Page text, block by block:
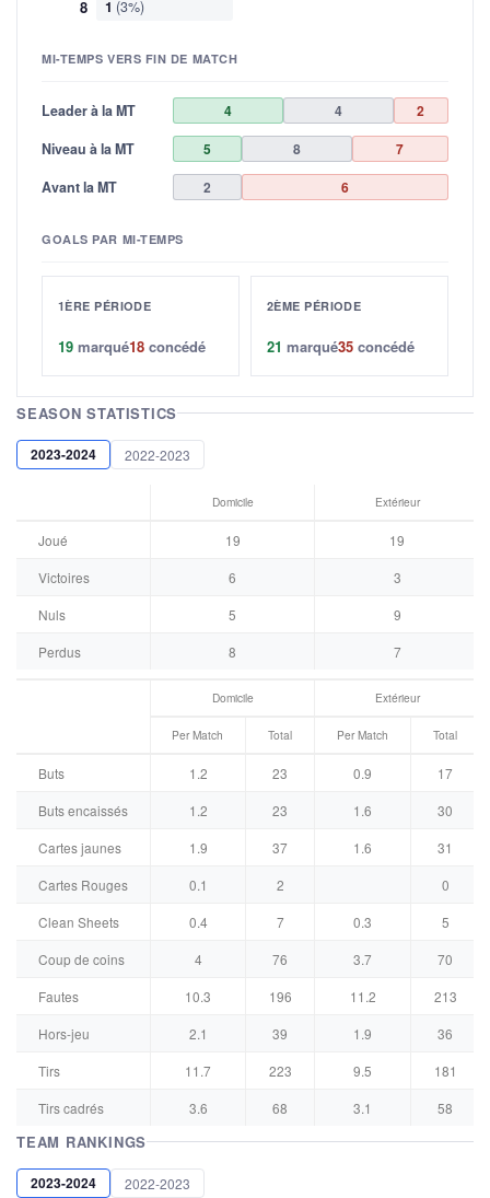
8 1 (3%)
MI-TEMPS VERS FIN DE MATCH
Leader à la MT 4 4
2
Niveau à la MT
5 8
7
Avant la MT
2 6
GOALS PAR MI-TEMPS
1ÈRE PÉRIODE
19 marqué18 concédé
2ÈME PÉRIODE
21 marqué35 concédé
SEASON STATISTICS
2023-2024 2022-2023
Domicile Extérieur
Joué 19
19
Victoires
6
3
Nuls
5
9
Perdus
8 7
Domicile Extérieur
Per Match Total Per Match Total
Buts 1.2 23 0.9
17
Buts encaissés
1.2 23 1.6
30
Cartes jaunes
1.9 37 1.6
31
Cartes Rouges
0.1 2
0
Clean Sheets
0.4 7 0.3
5
Coup de coins
4 76 3.7
70
Fautes
10.3 196 11.2
213
Hors-jeu
2.1 39 1.9
36
Tirs
11.7 223 9.5
181
Tirs cadrés
3.6 68 3.1 58
TEAM RANKINGS
2023-2024 2022-2023